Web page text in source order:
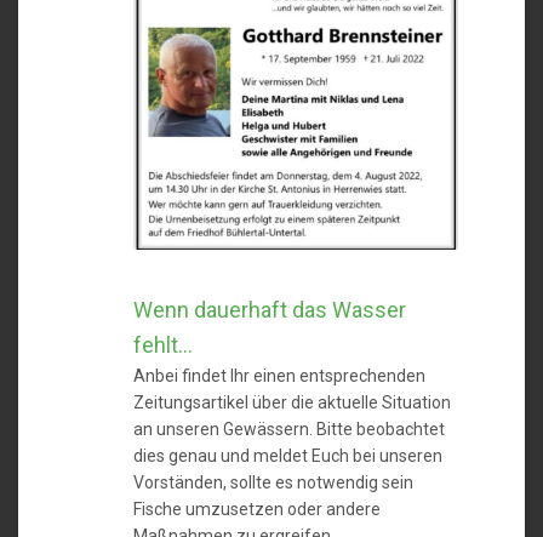
Wenn dauerhaft das Wasser
fehlt…
Anbei findet Ihr einen entsprechenden
Zeitungsartikel über die aktuelle Situation
an unseren Gewässern. Bitte beobachtet
dies genau und meldet Euch bei unseren
Vorständen, sollte es notwendig sein
Fische umzusetzen oder andere